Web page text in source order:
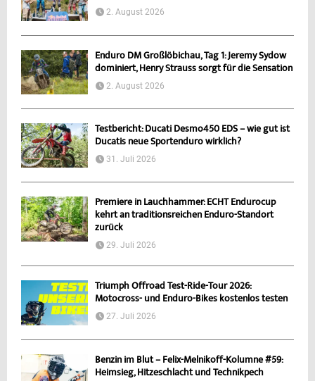
2. August 2026
Enduro DM Großlöbichau, Tag 1: Jeremy Sydow
dominiert, Henry Strauss sorgt für die Sensation
2. August 2026
Testbericht: Ducati Desmo450 EDS – wie gut ist
Ducatis neue Sportenduro wirklich?
31. Juli 2026
Premiere in Lauchhammer: ECHT Endurocup
kehrt an traditionsreichen Enduro-Standort
zurück
29. Juli 2026
Triumph Offroad Test-Ride-Tour 2026:
Motocross- und Enduro-Bikes kostenlos testen
27. Juli 2026
Benzin im Blut – Felix-Melnikoff-Kolumne #59:
Heimsieg, Hitzeschlacht und Technikpech